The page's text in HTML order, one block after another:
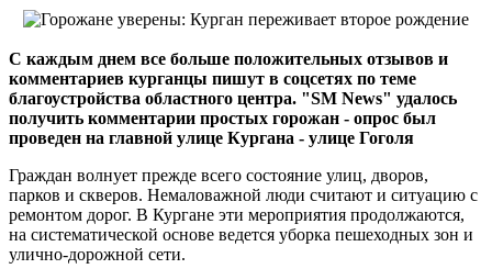
С каждым днем все больше положительных отзывов и
комментариев курганцы пишут в соцсетях по теме
благоустройства областного центра. "SM News" удалось
получить комментарии простых горожан - опрос был
проведен на главной улице Кургана - улице Гоголя
Граждан волнует прежде всего состояние улиц, дворов,
парков и скверов. Немаловажной люди считают и ситуацию с
ремонтом дорог. В Кургане эти мероприятия продолжаются,
на систематической основе ведется уборка пешеходных зон и
улично-дорожной сети.